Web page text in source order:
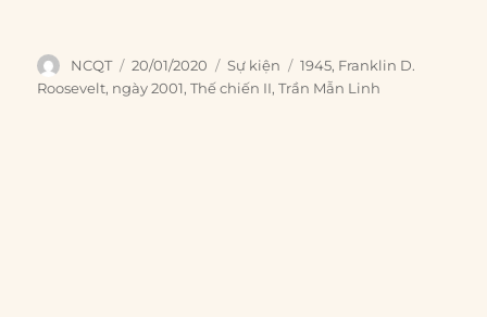
Author
NCQT
Posted
on
20/01/2020 Categories
Sự kiện Tags
1945, Franklin D.
Roosevelt, ngày 2001,Thế chiến II,Trần Mẫn Linh